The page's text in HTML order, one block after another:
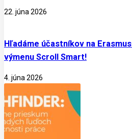
22. júna 2026
Hľadáme účastníkov na
výmenu Scroll Smart!
4. júna 2026